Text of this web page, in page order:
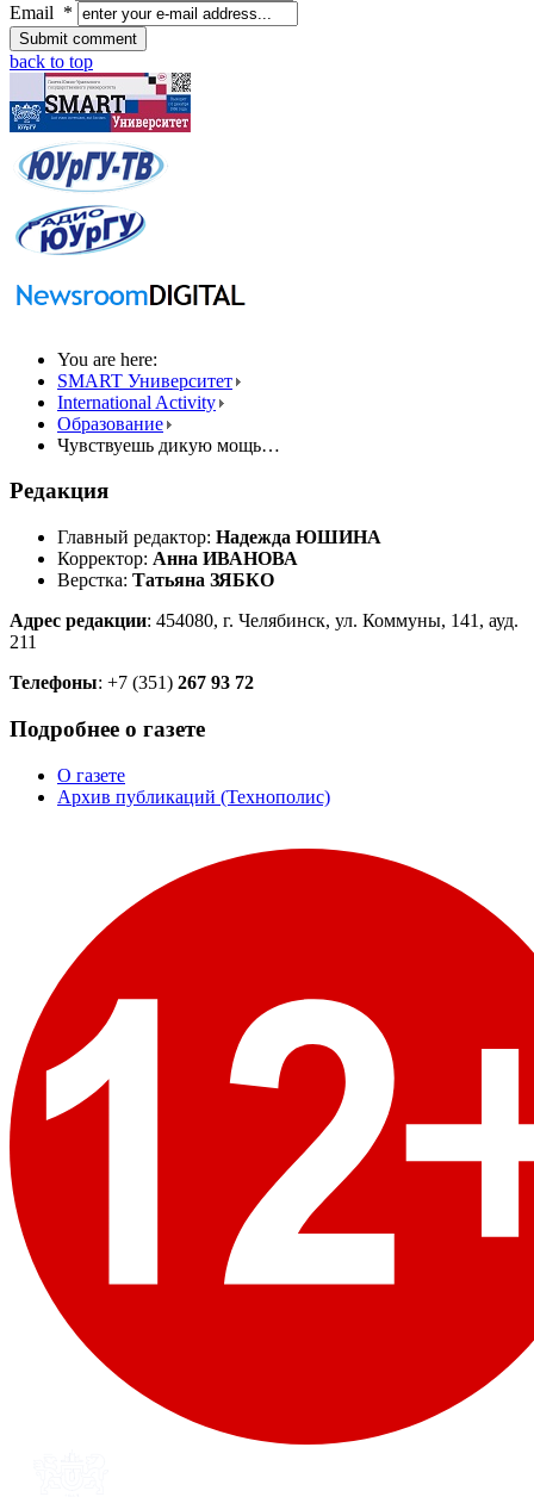
Email *
back to top
You are here:
SMART Университет
International Activity
Образование
Чувствуешь дикую мощь…
Редакция
Главный редактор: Надежда ЮШИНА
Корректор: Анна ИВАНОВА
Верстка: Татьяна ЗЯБКО
Адрес редакции: 454080, г. Челябинск, ул. Коммуны, 141, ауд.
211
Телефоны: +7 (351) 267 93 72
Подробнее о газете
О газете
Архив публикаций (Технополис)